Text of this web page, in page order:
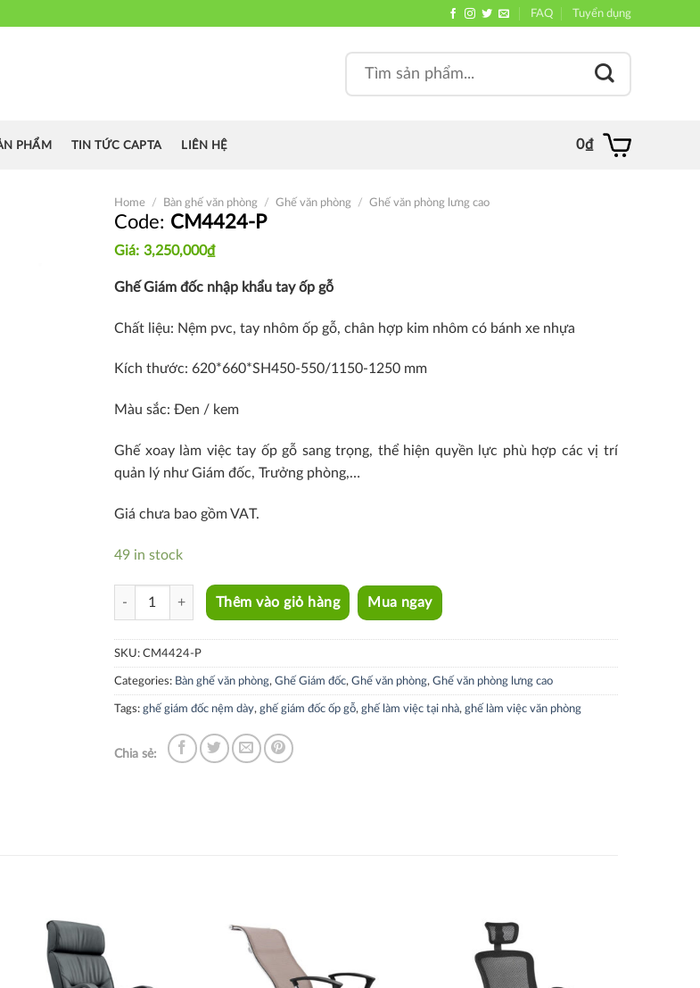
FAQ Tuyển dụng
for:
PHẨM TIN TỨC CAPTA LIÊN HỆ 0₫
Home / Bàn ghế văn phòng / Ghế văn phòng / Ghế văn phòng lưng cao
CM4424-P
3,250,000₫
Ghế Giám đốc nhập khẩu tay ốp gỗ
Chất liệu: Nệm pvc, tay nhôm ốp gỗ, chân hợp kim nhôm có bánh xe nhựa
Kích thước: 620*660*SH450-550/1150-1250 mm
Màu sắc: Đen / kem
Ghế xoay làm việc tay ốp gỗ sang trọng, thể hiện quyền lực phù hợp các vị trí
quản lý như Giám đốc, Trưởng phòng,…
Giá chưa bao gồm VAT.
49 in stock
CM4424-P quantity
Thêm vào giỏ hàng Mua ngay
SKU: CM4424-P
Categories: Bàn ghế văn phòng, Ghế Giám đốc, Ghế văn phòng, Ghế văn phòng lưng cao
Tags: ghế giám đốc nệm dày, ghế giám đốc ốp gỗ, ghế làm việc tại nhà, ghế làm việc văn phòng
Chia sẻ:
Thích